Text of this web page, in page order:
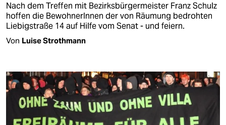
Nach dem Treffen mit Bezirksbürgermeister Franz Schulz
hoffen die BewohnerInnen der von Räumung bedrohten
Liebigstraße 14 auf Hilfe vom Senat - und feiern.
Von Luise Strothmann